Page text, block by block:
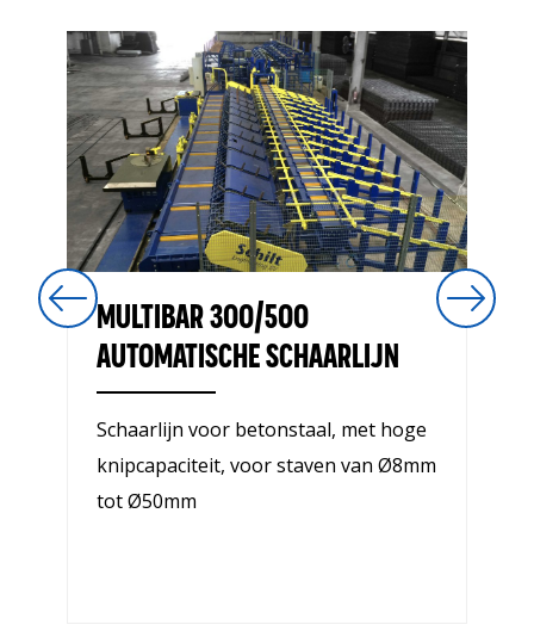
MULTIBAR 300/500
AUTOMATISCHE SCHAARLIJN
Schaarlijn voor betonstaal, met hoge
knipcapaciteit, voor staven van Ø8mm
tot Ø50mm